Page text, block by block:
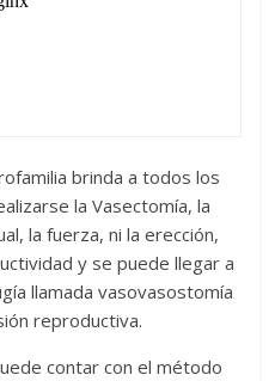
brinda a todos los
la Vasectomía, la
la fuerza, ni la erección,
y se puede llegar a
llamada vasovasostomía
reproductiva.
contar con el método